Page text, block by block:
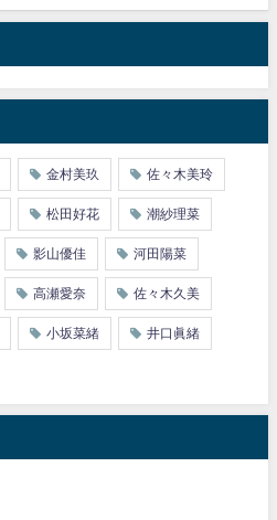
金村美玖 佐々木美玲
松田好花 潮紗理菜
影山優佳 河田陽菜
高瀬愛奈 佐々木久美
小坂菜緒 井口眞緒